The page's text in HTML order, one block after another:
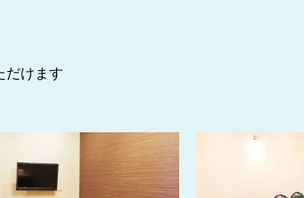
だけます